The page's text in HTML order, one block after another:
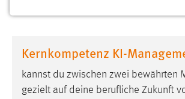
Kernkompetenz KI-
kannst du zwischen zwei bewährten
gezielt auf deine berufliche Zukunft
Website erforderlich.
Einverständnis